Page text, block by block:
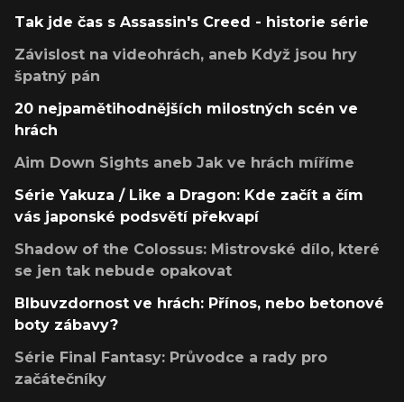
Tak jde čas s Assassin's Creed - historie série
Závislost na videohrách, aneb Když jsou hry
špatný pán
20 nejpamětihodnějších milostných scén ve
hrách
Aim Down Sights aneb Jak ve hrách míříme
Série Yakuza / Like a Dragon: Kde začít a čím
vás japonské podsvětí překvapí
Shadow of the Colossus: Mistrovské dílo, které
se jen tak nebude opakovat
Blbuvzdornost ve hrách: Přínos, nebo betonové
boty zábavy?
Série Final Fantasy: Průvodce a rady pro
začátečníky